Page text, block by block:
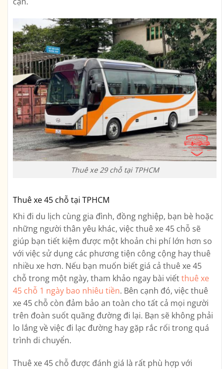
Thuê xe 29 chỗ tại TPHCM
Thuê xe 45 chỗ tại TPHCM
Khi đi du lịch cùng gia đình, đồng nghiệp, bạn bè hoặc
những người thân yêu khác, việc thuê xe 45 chỗ sẽ
giúp bạn tiết kiệm được một khoản chi phí lớn hơn so
với việc sử dụng các phương tiện công cộng hay thuê
nhiều xe hơn. Nếu bạn muốn biết giá cả thuê xe 45
chỗ trong một ngày, tham khảo ngay bài viếtthuê xe
45 chỗ 1 ngày bao nhiêu tiền. Bên cạnh đó, việc thuê
xe 45 chỗ còn đảm bảo an toàn cho tất cả mọi người
trên đoàn suốt quãng đường đi lại. Bạn sẽ không phải
lo lắng về việc đi lạc đường hay gặp rắc rối trong quá
trình di chuyển.
Thuê xe 45 chỗ được đánh giá là rất phù hợp với